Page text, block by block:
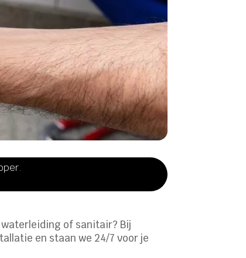
of sanitair? Bij
en staan we 24/7 voor je